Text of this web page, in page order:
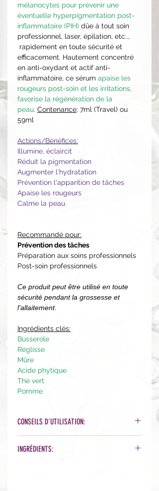
mélanocytes pour prévenir une
éventuelle hyperpigmentation post-
inflammatoire (PIH) dûe à tout soin
professionnel, laser, épilation, etc..,
rapidement en toute sécurité et
efficacement. Hautement concentré
en anti-oxydant et actif anti-
inflammatoire, ce sérum apaise les
rougeurs post-soin et les irritations,
favorise la régénération de la
peau. Contenance: 7ml (Travel) ou
59ml
Actions/Bénéfices:
Illumine, éclaircit
Réduit la pigmentation
Augmenter l'hydratation
Prévention l'apparition de tâches
Apaise les rougeurs
Calme la peau
Recommandé pour:
Prévention des tâches
Préparation aux soins professionnels
Post-soin professionnels
Ce produit peut être utilisé en toute
sécurité pendant la grossesse et
l'allaitement.
Ingrédients clés:
Busserole
Réglisse
Mûre
Acide phytique
Thé vert
Pomme
CONSEILS D'UTILISATION:
matin et soir sur le visage, le cou et
INGRÉDIENTS: